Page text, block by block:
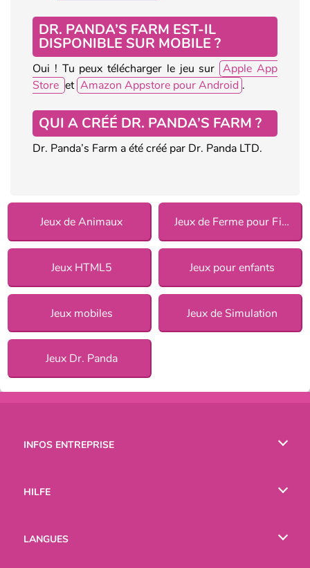
DR. PANDA’S FARM EST-IL
DISPONIBLE SUR MOBILE ?
Oui ! Tu peux télécharger le jeu sur Apple App
Store et Amazon Appstore pour Android .
QUI A CRÉÉ DR. PANDA’S FARM ?
Dr. Panda’s Farm a été créé par Dr. Panda LTD.
Jeux de Animaux Jeux de Ferme pour Filles
Jeux HTML5 Jeux pour enfants
Jeux mobiles Jeux de Simulation
Jeux Dr. Panda
INFOS ENTREPRISE
HILFE
LANGUES